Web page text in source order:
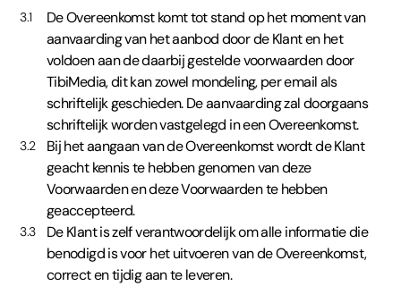
3.1
De Overeenkomst komt tot stand op het moment van
aanvaarding van het aanbod door de Klant en het
voldoen aan de daarbij gestelde voorwaarden door
TibiMedia, dit kan zowel mondeling, per email als
schriftelijk geschieden. De aanvaarding zal doorgaans
schriftelijk worden vastgelegd in een Overeenkomst.
3.2
Bij het aangaan van de Overeenkomst wordt de Klant
geacht kennis te hebben genomen van deze
Voorwaarden en deze Voorwaarden te hebben
geaccepteerd.
3.3
De Klant is zelf verantwoordelijk om alle informatie die
benodigd is voor het uitvoeren van de Overeenkomst,
correct en tijdig aan te leveren.